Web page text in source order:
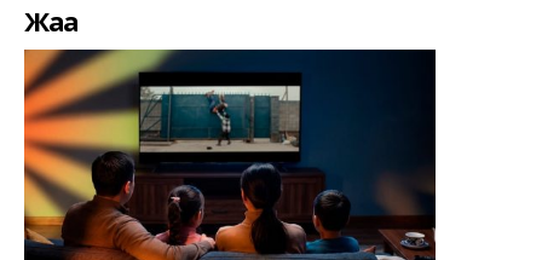
Жаңа